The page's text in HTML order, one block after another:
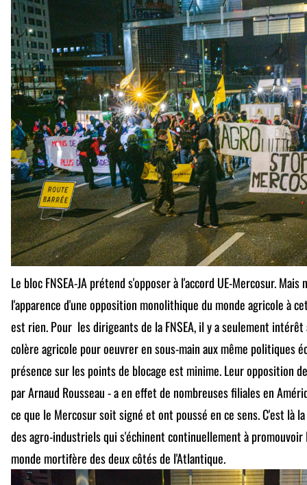
Le bloc FNSEA-JA prétend s'opposer à l'accord UE-Mercosur.
l'apparence d'une opposition monolithique du monde agricole à
est rien. Pour les dirigeants de la FNSEA, il y a seulement
colère agricole pour oeuvrer en sous-main aux même politiques
présence sur les points de blocage est minime. Leur opposition
par Arnaud Rousseau - a en effet de nombreuses filiales en
ce que le Mercosur soit signé et ont poussé en ce sens. C'est là
des agro-industriels qui s'échinent continuellement à
monde mortifère des deux côtés de l'Atlantique.